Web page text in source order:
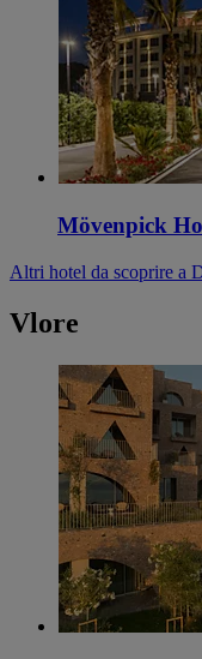
Mövenpick
Altri hotel da scoprire a
Vlore